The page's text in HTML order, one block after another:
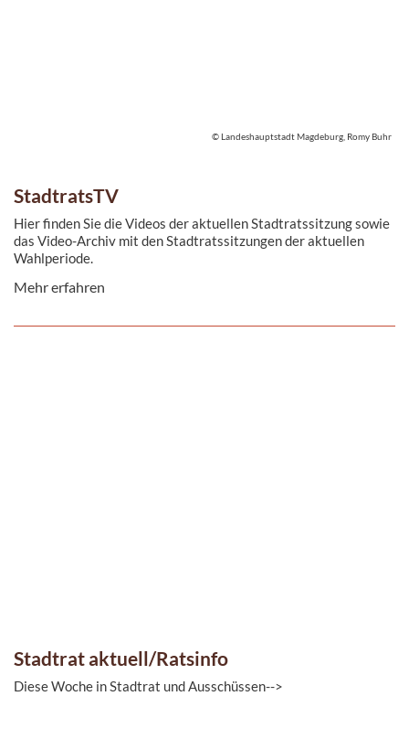
StadtratsTV
Hier finden Sie die Videos der aktuellen Stadtratssitzung sowie
das Video-Archiv mit den Stadtratssitzungen der aktuellen
Wahlperiode.
Mehr erfahren
© Landeshauptstadt Magdeburg, Romy Buhr
Stadtrat aktuell/Ratsinfo
Diese Woche in Stadtrat und Ausschüssen-->